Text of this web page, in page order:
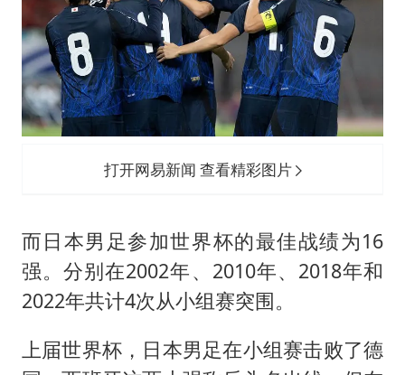
打开网易新闻 查看精彩图片
而日本男足参加世界杯的最佳战绩为16
强。分别在2002年、2010年、2018年和
2022年共计4次从小组赛突围。
上届世界杯，日本男足在小组赛击败了德